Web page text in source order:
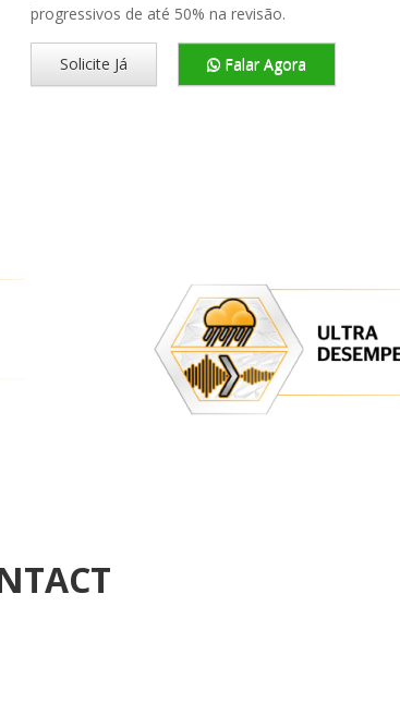
progressivos de até 50% na revisão.
Solicite Já Falar Agora